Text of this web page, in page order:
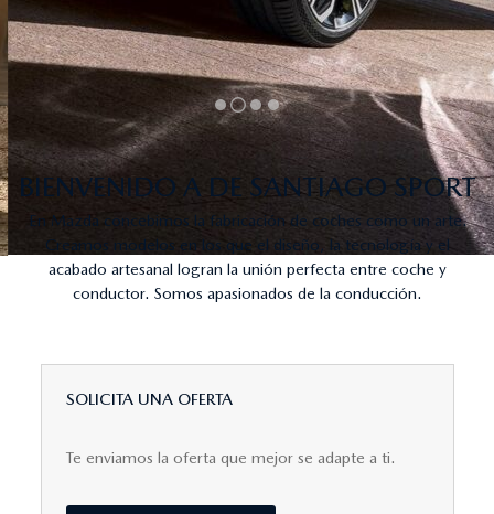
BIENVENIDO A DE SANTIAGO SPORT
En Mazda concebimos la fabricación de coches como un arte.
Creamos modelos en los que el diseño, la tecnología y el
acabado artesanal logran la unión perfecta entre coche y
conductor. Somos apasionados de la conducción.
SOLICITA UNA OFERTA
Te enviamos la oferta que mejor se adapte a ti.